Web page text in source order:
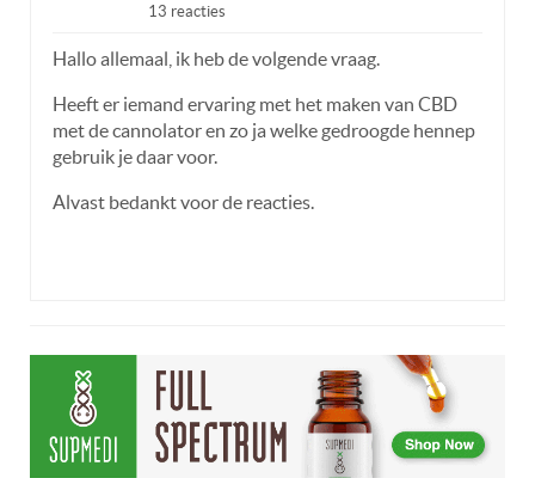
13 reacties
Hallo allemaal, ik heb de volgende vraag.
Heeft er iemand ervaring met het maken van CBD
met de cannolator en zo ja welke gedroogde hennep
gebruik je daar voor.
Alvast bedankt voor de reacties.